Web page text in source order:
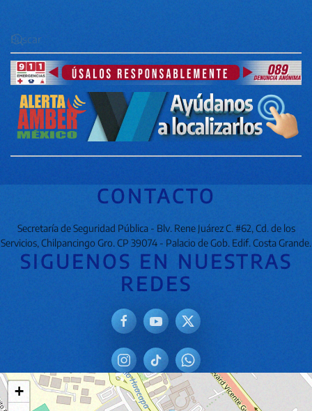
CONTACTO
Secretaría de Seguridad Pública - Blv. Rene Juárez C. #62, Cd. de los
Servicios, Chilpancingo Gro. CP 39074 - Palacio de Gob. Edif. Costa Grande.
SIGUENOS EN NUESTRAS
REDES
+